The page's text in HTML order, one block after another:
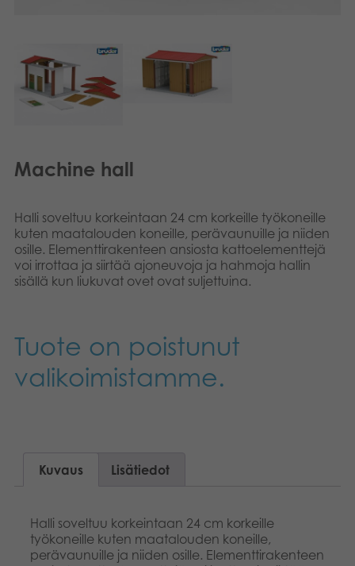
Arkistoidut tuotteet
Promotuotteet
Dansk
Norsk
Machine hall
Halli soveltuu korkeintaan 24 cm korkeille työkoneille
kuten maatalouden koneille, perävaunuille ja niiden
osille. Elementtirakenteen ansiosta kattoelementtejä
voi irrottaa ja siirtää ajoneuvoja ja hahmoja hallin
sisällä kun liukuvat ovet ovat suljettuina.
Tuote on poistunut
valikoimistamme.
Kuvaus Lisätiedot
Halli soveltuu korkeintaan 24 cm korkeille
työkoneille kuten maatalouden koneille,
perävaunuille ja niiden osille. Elementtirakenteen